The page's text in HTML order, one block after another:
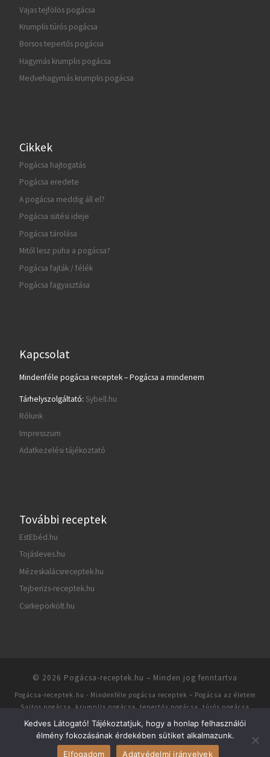
Vajas tejfölös pogácsa
Krumplis túrós pogácsa
Borsos tepertős pogácsa
Hagymás krumplis pogácsa
Medvehagymás krumplis pogácsa
Cikkek
Pogácsa hajtogatás
Pogácsa eredete
A pogácsa meddig áll el?
Pogácsa sütési ideje
Pogácsa tárolása
Mitől lesz puha a pogácsa?
Pogácsa fajták / félék
Pogácsa fagyasztása
Kapcsolat
Mindenféle pogácsa receptek – Pogácsa a mindenem
Tárhelyszolgáltató: Sybell.hu
Rólunk
Impresszum
Adatkezelési tájékoztató
További receptek
EstEbéd.hu
Tojásleves.hu
Mézeskalácsreceptek.hu
Tejberizs-receptek.hu
Csirkepörkölt.hu
© 2026 Pogácsa-receptek.hu – Minden jog fenntartva
Pogácsa-receptek.hu - Mindenféle pogácsa receptek – Pogácsa az életem
Sajtos pogácsa, krumplis pogácsa, tepertős pogácsa, túrós pogácsa
receptek · Készítette:
Customizr theme- Lap tetejére ↑
Kedves Látogató! Tájékoztatjuk, hogy a honlap felhasználói
élmény fokozásának érdekében sütiket alkalmazunk.
Elfogadom
Adatvédelmi irányelvek